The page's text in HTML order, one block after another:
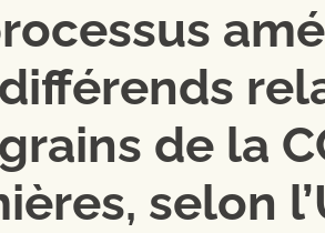
de la
selon